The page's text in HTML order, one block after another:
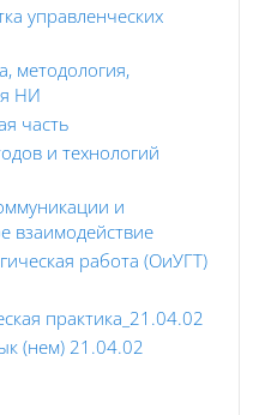
управленческих
методология,
НИ
часть
и технологий
и
взаимодействие
работа (ОиУГТ)
практика_21.04.02
(нем) 21.04.02